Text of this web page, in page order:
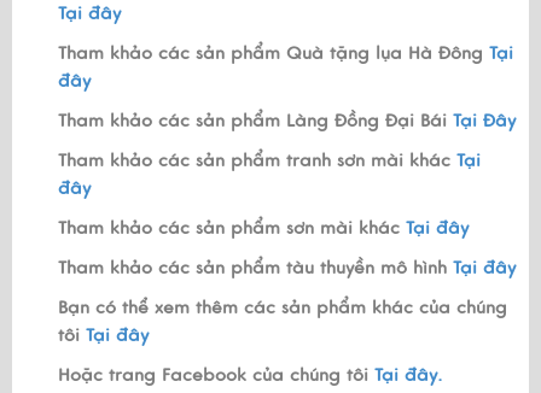
Tại đây
Tham khảo các sản phẩm Quà tặng lụa Hà Đông Tại
đây
Tham khảo các sản phẩm Làng Đồng Đại Bái Tại Đây
Tham khảo các sản phẩm tranh sơn mài khác Tại
đây
Tham khảo các sản phẩm sơn mài khác Tại đây
Tham khảo các sản phẩm tàu thuyền mô hình Tại đây
Bạn có thể xem thêm các sản phẩm khác của chúng
tôi Tại đây
Hoặc trang Facebook của chúng tôi Tại đây.